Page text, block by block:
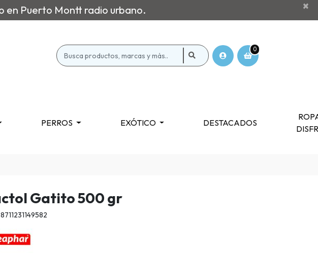
en Puerto Montt radio urbano. ×
0
PERROS EXÓTICO DESTACADOS
Gatito 500 gr